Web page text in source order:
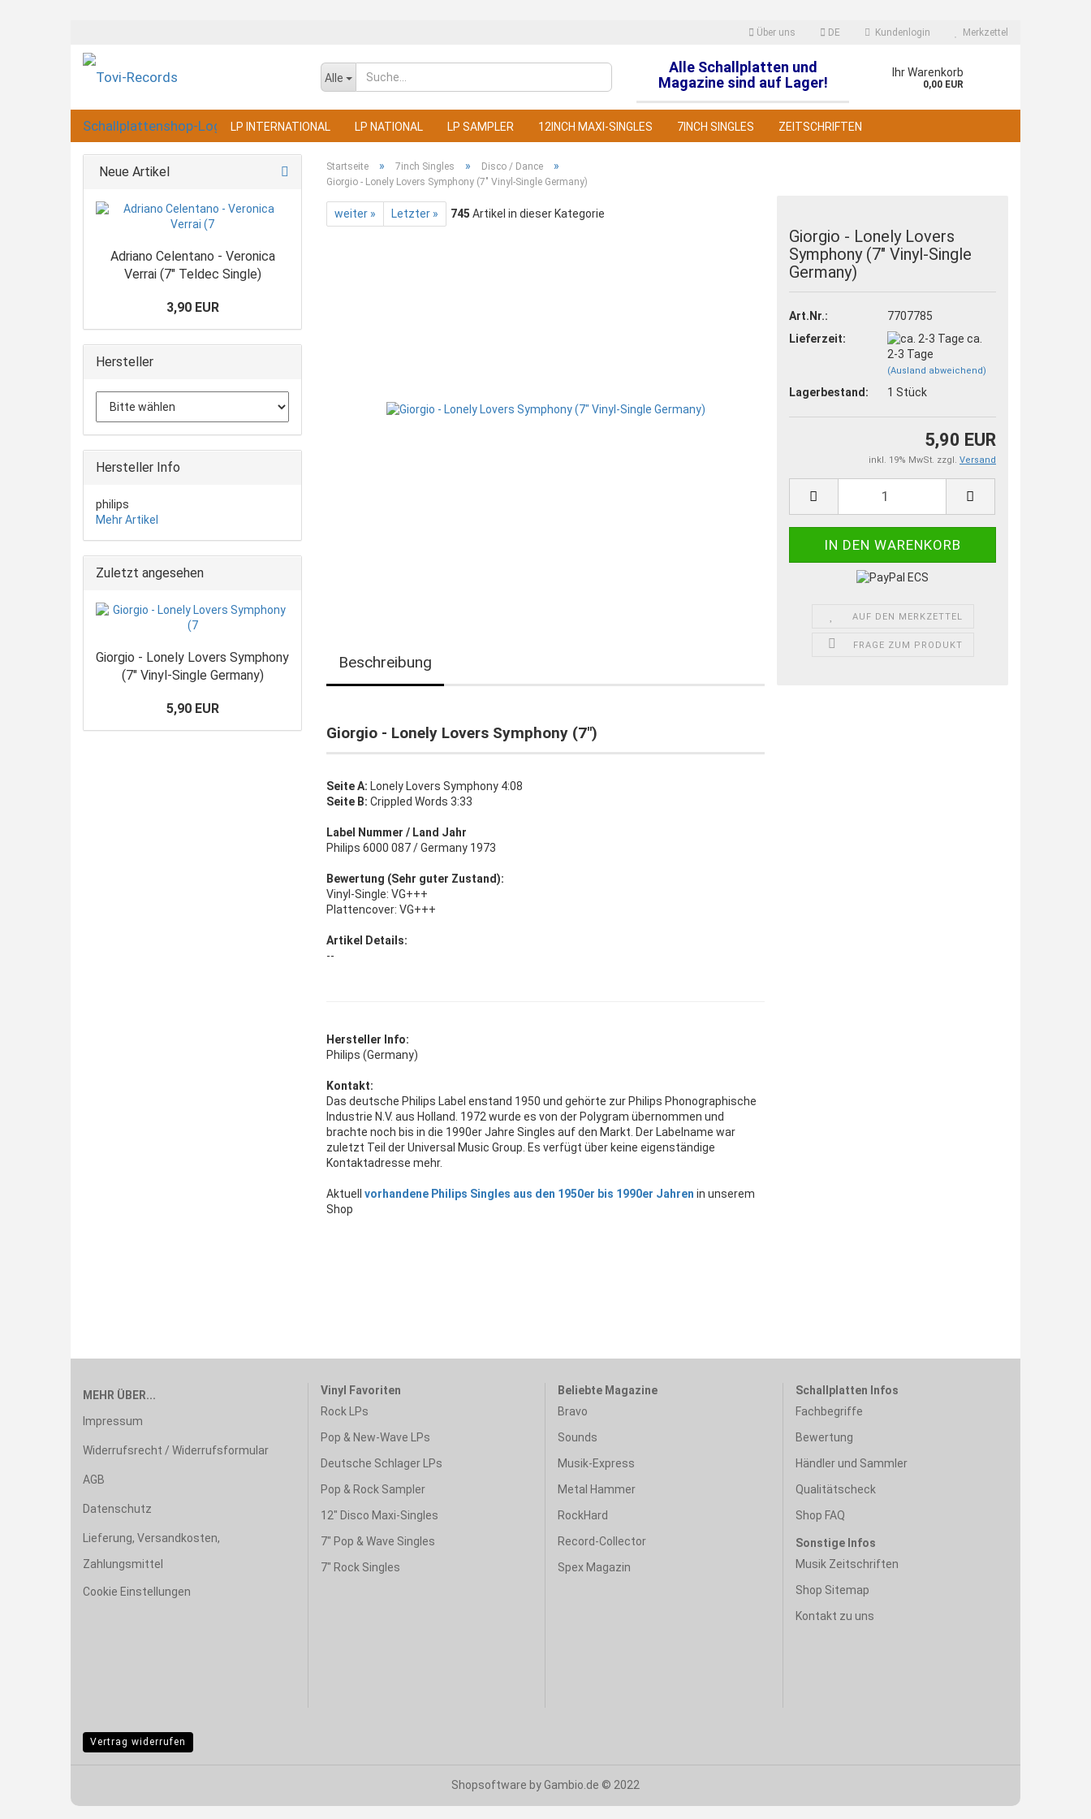
Über uns DE
Sprache auswählen
Kundenlogin
Passwort vergessen?
Merkzettel
Alle
Alle Schallplatten und
Magazine sind auf Lager!
Ihr Warenkorb
0,00 EUR
LP INTERNATIONAL LP NATIONAL LP SAMPLER 12INCH MAXI-SINGLES 7INCH SINGLES ZEITSCHRIFTEN
Startseite » 7inch Singles » Disco / Dance »
Giorgio - Lonely Lovers Symphony (7" Vinyl-Single Germany)
weiter » Letzter » 745 Artikel in dieser Kategorie
Giorgio - Lonely Lovers
Symphony (7" Vinyl-Single
Germany)
Art.Nr.:
7707785
Lieferzeit:
ca.
2-3 Tage
(Ausland abweichend)
Lagerbestand: 1Stück
5,90 EUR
inkl. 19% MwSt. zzgl. Versand
AUF DEN MERKZETTEL
FRAGE ZUM PRODUKT
Beschreibung
Giorgio - Lonely Lovers Symphony (7")
Seite A: Lonely Lovers Symphony 4:08
Seite B: Crippled Words 3:33
Label Nummer / Land Jahr
Philips 6000 087 / Germany 1973
Bewertung (Sehr guter Zustand):
Vinyl-Single: VG+++
Plattencover: VG+++
Artikel Details:
--
Hersteller Info:
Philips (Germany)
Kontakt:
Das deutsche Philips Label enstand 1950 und gehörte zur Philips Phonographische
Industrie N.V. aus Holland. 1972 wurde es von der Polygram übernommen und
brachte noch bis in die 1990er Jahre Singles auf den Markt. Der Labelname war
zuletzt Teil der Universal Music Group. Es verfügt über keine eigenständige
Kontaktadresse mehr.
Aktuell vorhandene Philips Singles aus den 1950er bis 1990er Jahren in unserem
Shop
Neue Artikel
Adriano Celentano - Veronica
Verrai (7" Teldec Single)
3,90 EUR
Hersteller
Hersteller Info
philips
Mehr Artikel
Zuletzt angesehen
Giorgio - Lonely Lovers Symphony
(7" Vinyl-Single Germany)
5,90 EUR
MEHR ÜBER...
Impressum
Widerrufsrecht / Widerrufsformular
AGB
Datenschutz
Lieferung, Versandkosten,
Zahlungsmittel
Cookie Einstellungen
Vinyl Favoriten
Rock LPs
Pop & New-Wave LPs
Deutsche Schlager LPs
Pop & Rock Sampler
12" Disco Maxi-Singles
7" Pop & Wave Singles
7" Rock Singles
Beliebte Magazine
Bravo
Sounds
Musik-Express
Metal Hammer
RockHard
Record-Collector
Spex Magazin
Schallplatten Infos
Fachbegriffe
Bewertung
Händler und Sammler
Qualitätscheck
Shop FAQ
Sonstige Infos
Musik Zeitschriften
Shop Sitemap
Kontakt zu uns
Vertrag widerrufen
Shopsoftware by Gambio.de © 2022